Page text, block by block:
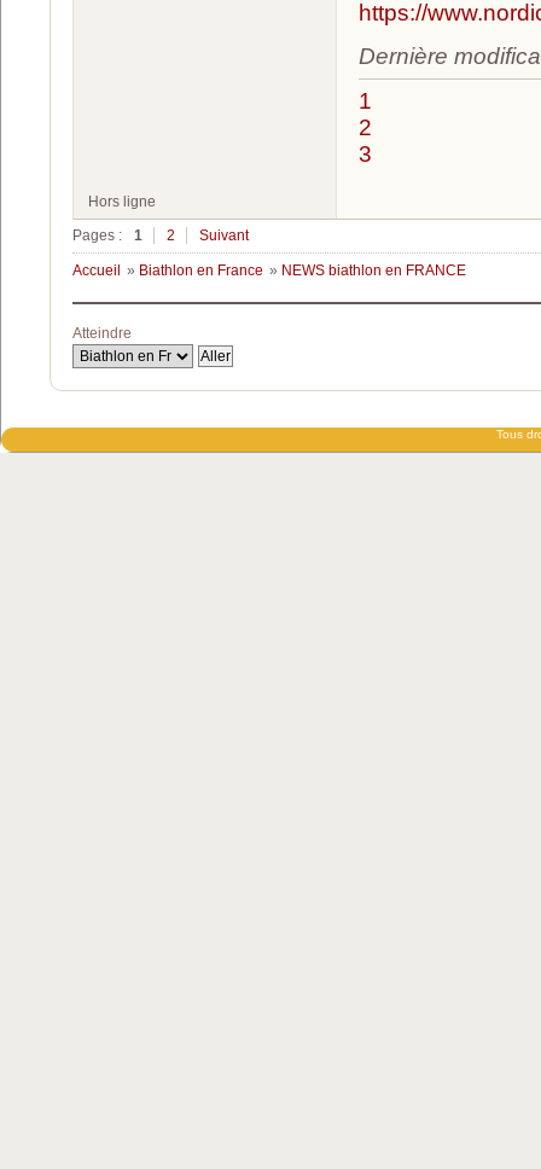
https://
Dernière
1
2
3
Hors ligne
Pages :
1 2 Suivant
Accueil » Biathlon en France » NEWS biathlon en FRANCE
Atteindre
Tous